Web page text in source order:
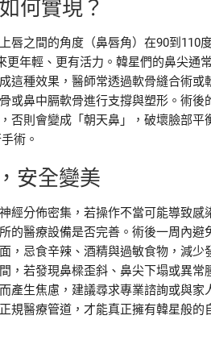
何實現？
唇之間的角度（鼻唇角）在90到110
年輕、更有活力。韓星們的鼻尖通
這種效果，醫師常透過軟骨縫合術或
或鼻中膈軟骨進行支撐與塑形。術後
否則會變成「朝天鼻」，破壞臉部平
術。
安全變美
經分佈密集，若操作不當可能導致感
的醫療設備是否完善。術後一周內避
，忌食辛辣、酒精與過敏食物，減少
，若發現鼻樑歪斜、鼻尖下塌或異常
生焦慮，建議尋求專業諮詢或與家
規醫療管道，才能真正擁有韓星般的